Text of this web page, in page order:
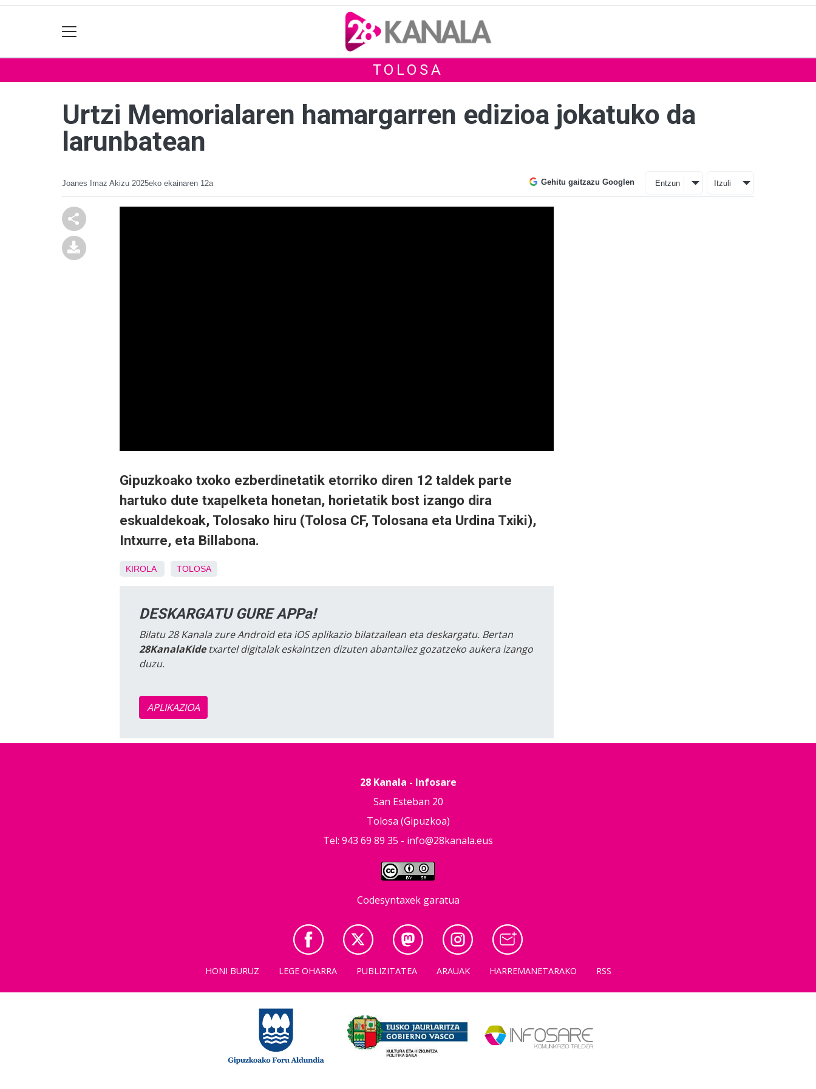
TOLOSA
Urtzi Memorialaren hamargarren edizioa jokatuko da
larunbatean
Joanes Imaz Akizu 2025eko ekainaren 12a Gehitu gaitzazu Googlen Entzun Itzuli
Gipuzkoako txoko ezberdinetatik etorriko diren 12 taldek parte
hartuko dute txapelketa honetan, horietatik bost izango dira
eskualdekoak, Tolosako hiru (Tolosa CF, Tolosana eta Urdina Txiki),
Intxurre, eta Billabona.
KIROLA TOLOSA
DESKARGATU GURE APPa!
Bilatu 28 Kanala zure Android eta iOS aplikazio bilatzailean eta deskargatu. Bertan
28KanalaKidetxartel digitalak eskaintzen dizuten abantailez gozatzeko aukera izango
duzu.
APLIKAZIOA
28 Kanala - Infosare
San Esteban 20
Tolosa (Gipuzkoa)
Tel: 943 69 89 35 - info@28kanala.eus
Codesyntaxek garatua
HONI BURUZ LEGE OHARRA PUBLIZITATEA ARAUAK HARREMANETARAKO RSS